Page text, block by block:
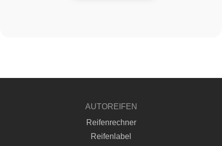
AUTOREIFEN
Reifenrechner
Reifenlabel